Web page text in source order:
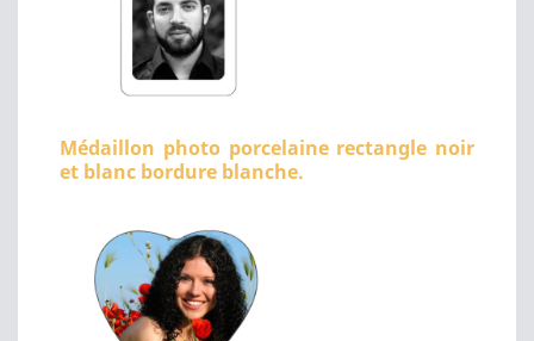
Médaillon photo porcelaine rectangle noir
et blanc bordure blanche.